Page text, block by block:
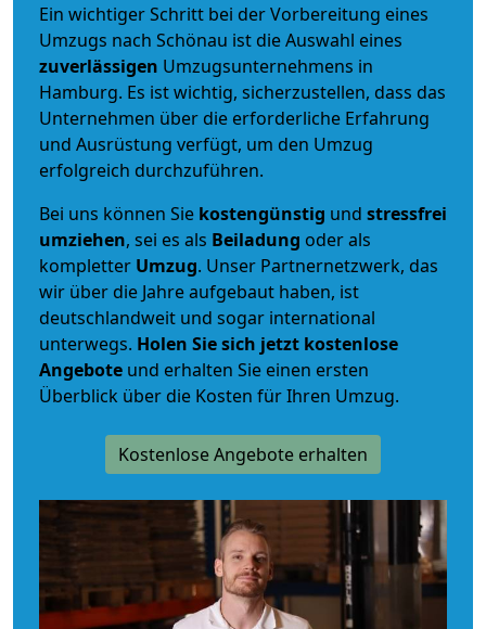
Ein wichtiger Schritt bei der Vorbereitung eines
Umzugs nach Schönau ist die Auswahl eines
zuverlässigen Umzugsunternehmens in
Hamburg. Es ist wichtig, sicherzustellen, dass das
Unternehmen über die erforderliche Erfahrung
und Ausrüstung verfügt, um den Umzug
erfolgreich durchzuführen.
Bei uns können Sie kostengünstig und stressfrei
umziehen, sei es als Beiladung oder als
kompletter Umzug. Unser Partnernetzwerk, das
wir über die Jahre aufgebaut haben, ist
deutschlandweit und sogar international
unterwegs. Holen Sie sich jetzt kostenlose
Angebote und erhalten Sie einen ersten
Überblick über die Kosten für Ihren Umzug.
Kostenlose Angebote erhalten